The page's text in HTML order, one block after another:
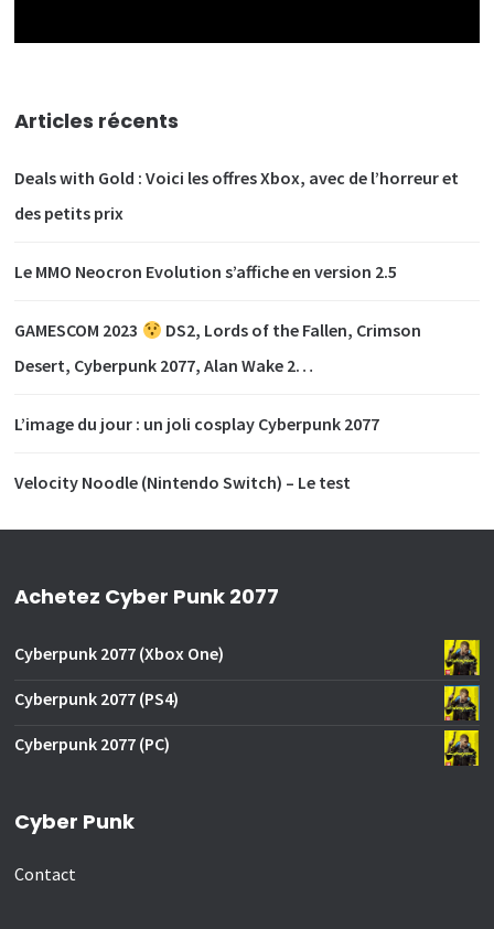
Articles récents
Deals with Gold : Voici les offres Xbox, avec de l’horreur et
des petits prix
Le MMO Neocron Evolution s’affiche en version 2.5
GAMESCOM 2023
DS2, Lords of the Fallen, Crimson
Desert, Cyberpunk 2077, Alan Wake 2…
L’image du jour : un joli cosplay Cyberpunk 2077
Velocity Noodle (Nintendo Switch) – Le test
Achetez Cyber Punk 2077
Cyberpunk 2077 (Xbox One)
Cyberpunk 2077 (PS4)
Cyberpunk 2077 (PC)
Cyber Punk
Contact